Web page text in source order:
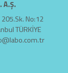
A.Ş.
No:12
TÜRKİYE